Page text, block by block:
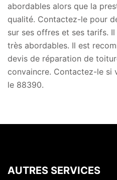
abordables alors que la
qualité. Contactez-le pour
sur ses offres et ses tarifs.
très abordables. Il est
devis de réparation de
convaincre. Contactez-le si
le 88390.
AUTRES SERVICES